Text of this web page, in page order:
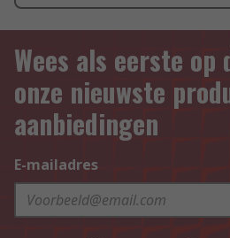
Wees als eerste op
onze nieuwste
aanbiedingen
E-mailadres